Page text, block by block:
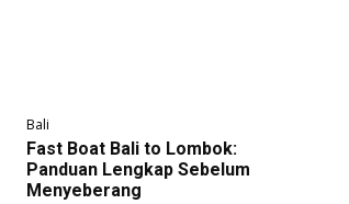
Bali
Fast Boat Bali to Lombok:
Panduan Lengkap Sebelum
Menyeberang